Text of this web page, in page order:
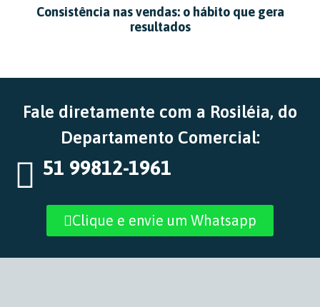
Consistência nas vendas: o hábito que gera
resultados
Fale diretamente com a Rosiléia, do
Departamento Comercial:
51 99812-1961
Clique e envie um Whatsapp